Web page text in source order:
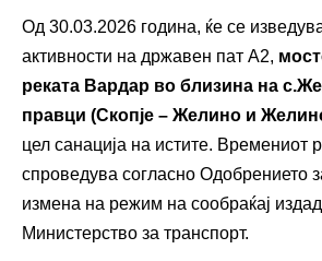
Од 30.03.2026 година, ќе се
активности на државен пат А2,
реката Вардар во близина на
правци (Скопје – Желино и
цел санација на истите. Времениот
спроведува согласно Одобрението
измена на режим на сообраќај
Министерство за транспорт.